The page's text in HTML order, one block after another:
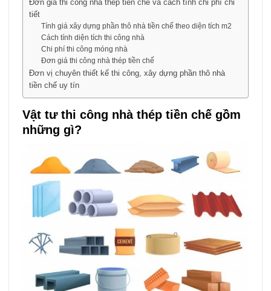
Đơn giá thi công nhà thép tiền chế và cách tính chi phí chi
tiết
Tính giá xây dựng phần thô nhà tiền chế theo diện tích m2
Cách tính diện tích thi công nhà
Chi phí thi công móng nhà
Đơn giá thi công nhà thép tiền chế
Đơn vị chuyên thiết kế thi công, xây dựng phần thô nhà
tiền chế uy tín
Vật tư thi công nhà thép tiền chế gồm
những gì?